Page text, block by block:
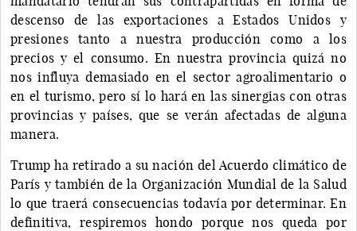
descenso de las exportaciones a Estados Unidos y
presiones tanto a nuestra producción como a los
precios y el consumo. En nuestra provincia quizá no
nos influya demasiado en el sector agroalimentario o
en el turismo, pero sí lo hará en las sinergias con otras
provincias y países, que se verán afectadas de alguna
manera.
Trump ha retirado a su nación del Acuerdo climático de
París y también de la Organización Mundial de la Salud
lo que traerá consecuencias todavía por determinar. En
definitiva, respiremos hondo porque nos queda por